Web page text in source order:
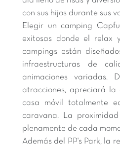
con sus hijos durante sus
Elegir un camping
exitosas donde el relax
campings están
infraestructuras de
animaciones
atracciones, apreciará
casa móvil totalmente
caravana. La
plenamente de cada
Además del PP's Park, la